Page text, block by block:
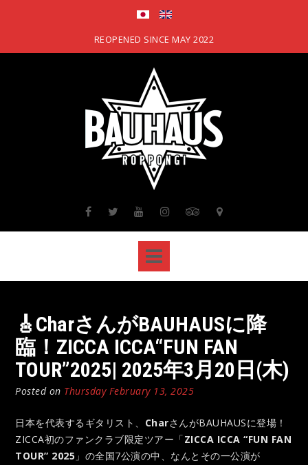
REOPENED SINCE MAY 2022
🎸CharさんがBAUHAUSに降
臨！ZICCA ICCA“FUN FAN
TOUR”2025| 2025年3月20日(木)
Posted on Thursday February 13, 2025
日本を代表するギタリスト、 CharさんがBAUHAUSに登場！
ZICCA初のファンクラブ限定ツアー「ZICCA ICCA “FUN FAN
TOUR” 2025 」の全国7公演の中、なんとその一公演が